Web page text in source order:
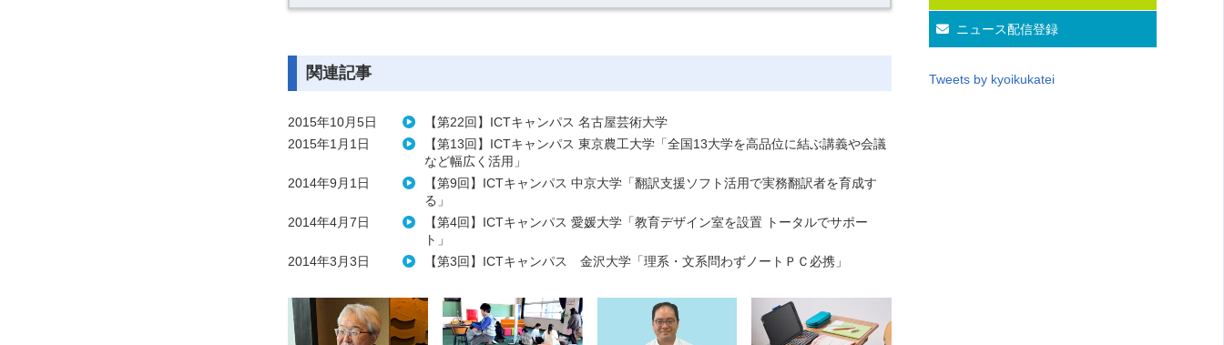
関連記事
2015年10月5日
【第22回】ICTキャンパス 名古屋芸術大学
2015年1月1日
【第13回】ICTキャンパス 東京農工大学「全国13大学を高品位に結ぶ講義や会議
など幅広く活用」
2014年9月1日
【第9回】ICTキャンパス 中京大学「翻訳支援ソフト活用で実務翻訳者を育成す
る」
2014年4月7日
【第4回】ICTキャンパス 愛媛大学「教育デザイン室を設置 トータルでサポー
ト」
2014年3月3日
【第3回】ICTキャンパス 金沢大学「理系・文系問わずノートＰＣ必携」
ニュース配信登録
Tweets by kyoikukatei